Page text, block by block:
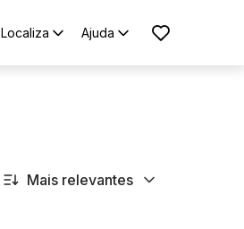
Localiza Ajuda
Mais relevantes